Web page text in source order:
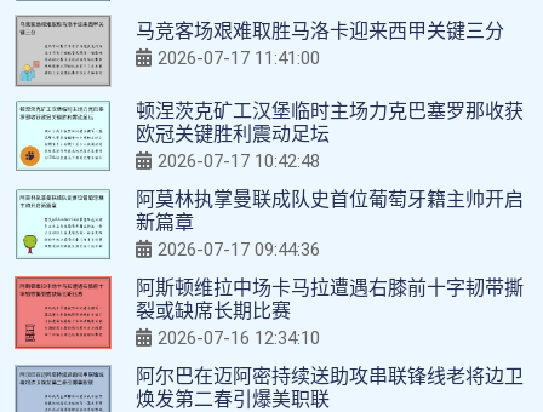
马竞客场艰难取胜马洛卡迎来西甲关键三分
2026-07-17 11:41:00
顿涅茨克矿工汉堡临时主场力克巴塞罗那收获
欧冠关键胜利震动足坛
2026-07-17 10:42:48
阿莫林执掌曼联成队史首位葡萄牙籍主帅开启
新篇章
2026-07-17 09:44:36
阿斯顿维拉中场卡马拉遭遇右膝前十字韧带撕
裂或缺席长期比赛
2026-07-16 12:34:10
阿尔巴在迈阿密持续送助攻串联锋线老将边卫
焕发第二春引爆美职联